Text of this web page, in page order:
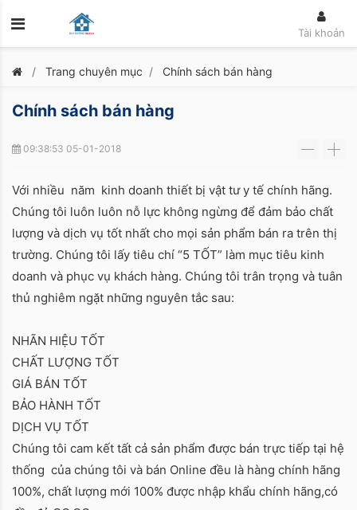
Tài khoản
Trang chuyên mục Chính sách bán hàng
Chính sách bán hàng
09:38:53 05-01-2018 - +
Với nhiều năm kinh doanh thiết bị vật tư y tế chính hãng.
Chúng tôi luôn luôn nỗ lực không ngừng để đảm bảo chất
lượng và dịch vụ tốt nhất cho mọi sản phẩm bán ra trên thị
trường. Chúng tôi lấy tiêu chí “5 TỐT” làm mục tiêu kinh
doanh và phục vụ khách hàng. Chúng tôi trân trọng và tuân
thủ nghiêm ngặt những nguyên tắc sau:
NHÃN HIỆU TỐT
CHẤT LƯỢNG TỐT
GIÁ BÁN TỐT
BẢO HÀNH TỐT
DỊCH VỤ TỐT
Chúng tôi cam kết tất cả sản phẩm được bán trực tiếp tại hệ
thống của chúng tôi và bán Online đều là hàng chính hãng
100%, chất lượng mới 100% được nhập khẩu chính hãng,có